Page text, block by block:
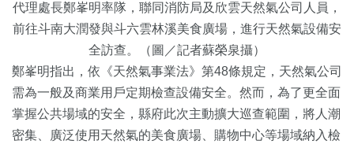
代理處長鄭峯明率隊，聯同消防局及欣雲天然氣公司人員，
前往斗南大潤發與斗六雲林溪美食廣場，進行天然氣設備安
全訪查。（圖／記者蘇榮泉攝）
鄭峯明指出，依《天然氣事業法》第48條規定，天然氣公司
需為一般及商業用戶定期檢查設備安全。然而，為了更全面
掌握公共場域的安全，縣府此次主動擴大巡查範圍，將人潮
密集、廣泛使用天然氣的美食廣場、購物中心等場域納入檢